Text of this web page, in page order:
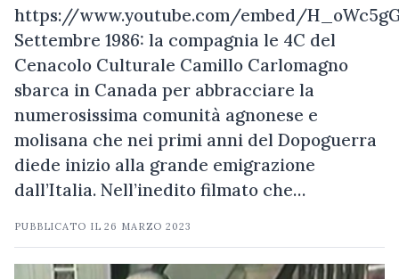
https://www.youtube.com/embed/
Settembre 1986: la compagnia le 4C del
Cenacolo Culturale Camillo Carlomagno
sbarca in Canada per abbracciare la
numerosissima comunità agnonese e
molisana che nei primi anni del Dopoguerra
diede inizio alla grande emigrazione
dall’Italia. Nell’inedito filmato che…
PUBBLICATO IL26 MARZO 2023